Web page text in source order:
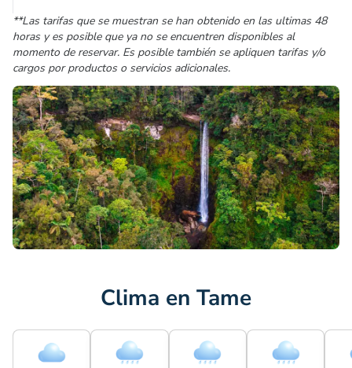
**Las tarifas que se muestran se han obtenido en las ultimas 48
horas y es posible que ya no se encuentren disponibles al
momento de reservar. Es posible también se apliquen tarifas y/o
cargos por productos o servicios adicionales.
Clima en Tame